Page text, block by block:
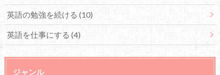
英語の勉強を続ける (10)
英語を仕事にする (4)
ジャンル